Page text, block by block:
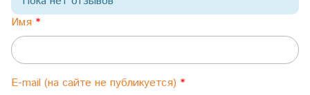
Имя
E-mail (на сайте не публикуется)